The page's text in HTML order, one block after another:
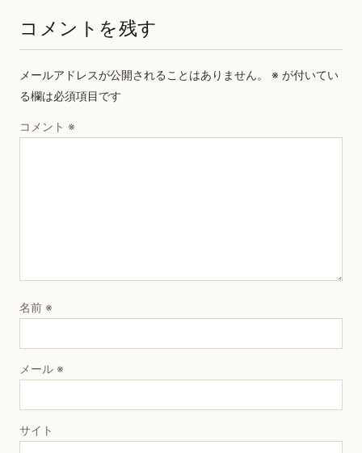
コメントを残す
メールアドレスが公開されることはありません。 ※ が付いてい
る欄は必須項目です
コメント ※
名前 ※
メール ※
サイト